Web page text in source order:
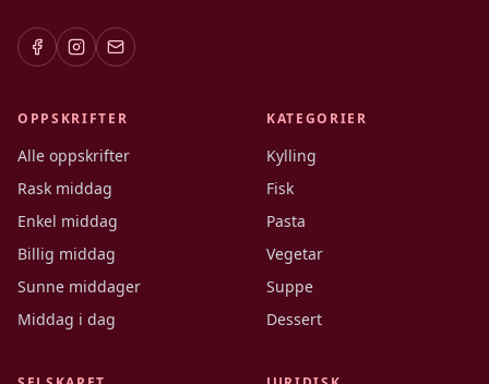
OPPSKRIFTER
Alle oppskrifter
Rask middag
Enkel middag
Billig middag
Sunne middager
Middag i dag
KATEGORIER
Kylling
Fisk
Pasta
Vegetar
Suppe
Dessert